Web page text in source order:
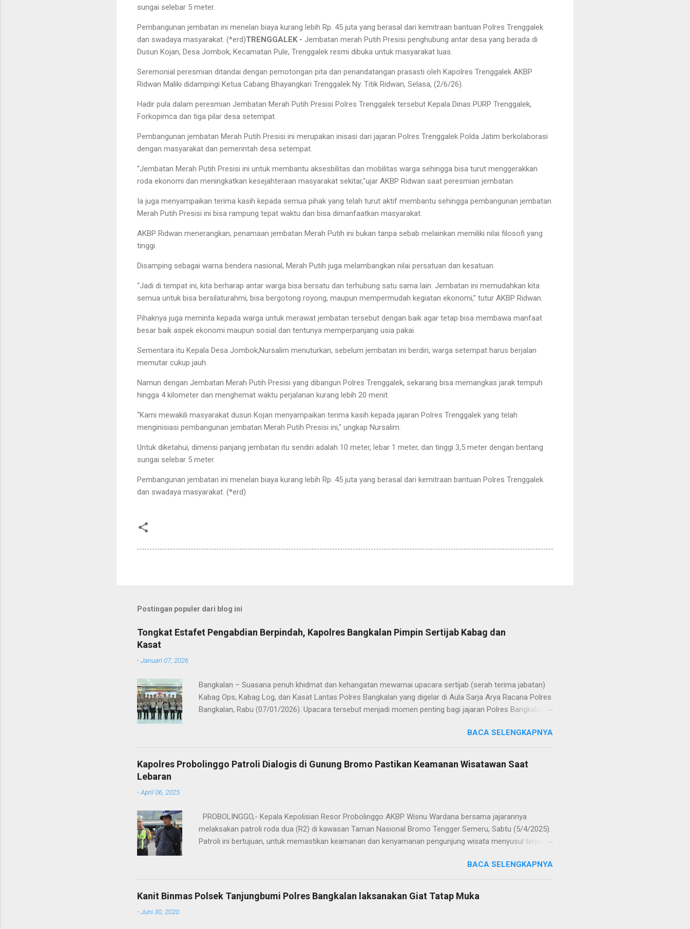
sungai selebar 5 meter.
Pembangunan jembatan ini menelan biaya kurang lebih Rp. 45 juta yang berasal dari kemitraan bantuan Polres Trenggalek
dan swadaya masyarakat. (*erd)TRENGGALEK - Jembatan merah Putih Presisi penghubung antar desa yang berada di
Dusun Kojan, Desa Jombok, Kecamatan Pule, Trenggalek resmi dibuka untuk masyarakat luas.
Seremonial peresmian ditandai dengan pemotongan pita dan penandatangan prasasti oleh Kapolres Trenggalek AKBP
Ridwan Maliki didampingi Ketua Cabang Bhayangkari Trenggalek Ny. Titik Ridwan, Selasa, (2/6/26).
Hadir pula dalam peresmian Jembatan Merah Putih Presisi Polres Trenggalek tersebut Kepala Dinas PURP Trenggalek,
Forkopimca dan tiga pilar desa setempat.
Pembangunan jembatan Merah Putih Presisi ini merupakan inisasi dari jajaran Polres Trenggalek Polda Jatim berkolaborasi
dengan masyarakat dan pemerintah desa setempat.
"Jembatan Merah Putih Presisi ini untuk membantu aksesbilitas dan mobilitas warga sehingga bisa turut menggerakkan
roda ekonomi dan meningkatkan kesejahteraan masyarakat sekitar,"ujar AKBP Ridwan saat peresmian jembatan.
Ia juga menyampaikan terima kasih kepada semua pihak yang telah turut aktif membantu sehingga pembangunan jembatan
Merah Putih Presisi ini bisa rampung tepat waktu dan bisa dimanfaatkan masyarakat.
AKBP Ridwan menerangkan, penamaan jembatan Merah Putih ini bukan tanpa sebab melainkan memiliki nilai filosofi yang
tinggi.
Disamping sebagai warna bendera nasional, Merah Putih juga melambangkan nilai persatuan dan kesatuan.
“Jadi di tempat ini, kita berharap antar warga bisa bersatu dan terhubung satu sama lain. Jembatan ini memudahkan kita
semua untuk bisa bersilaturahmi, bisa bergotong royong, maupun mempermudah kegiatan ekonomi,” tutur AKBP Ridwan.
Pihaknya juga meminta kepada warga untuk merawat jembatan tersebut dengan baik agar tetap bisa membawa manfaat
besar baik aspek ekonomi maupun sosial dan tentunya memperpanjang usia pakai.
Sementara itu Kepala Desa Jombok,Nursalim menuturkan, sebelum jembatan ini berdiri, warga setempat harus berjalan
memutar cukup jauh.
Namun dengan Jembatan Merah Putih Presisi yang dibangun Polres Trenggalek, sekarang bisa memangkas jarak tempuh
hingga 4 kilometer dan menghemat waktu perjalanan kurang lebih 20 menit.
“Kami mewakili masyarakat dusun Kojan menyampaikan terima kasih kepada jajaran Polres Trenggalek yang telah
menginisiasi pembangunan jembatan Merah Putih Presisi ini," ungkap Nursalim.
Untuk diketahui, dimensi panjang jembatan itu sendiri adalah 10 meter, lebar 1 meter, dan tinggi 3,5 meter dengan bentang
sungai selebar 5 meter.
Pembangunan jembatan ini menelan biaya kurang lebih Rp. 45 juta yang berasal dari kemitraan bantuan Polres Trenggalek
dan swadaya masyarakat. (*erd)
Postingan populer dari blog ini
Tongkat Estafet Pengabdian Berpindah, Kapolres Bangkalan Pimpin Sertijab Kabag dan
Kasat
-Januari 07, 2026
Bangkalan – Suasana penuh khidmat dan kehangatan mewarnai upacara sertijab (serah terima jabatan)
Kabag Ops, Kabag Log, dan Kasat Lantas Polres Bangkalan yang digelar di Aula Sarja Arya Racana Polres
Bangkalan, Rabu (07/01/2026). Upacara tersebut menjadi momen penting bagi jajaran Polres Bangkalan,
kesinambungan pengabdian kepada masyarakat. Dalam sertijab tersebut, KOMPOL Hery Kusnanto, S.H.,
M.H. resmi menyerahkan jabatan Kabag Log Polres Bangkalan untuk mengemban amanah baru sebagai
Wakapolres Sampang. Jabatan Kabag Log Polres Bangkalan selanjutnya dijabat oleh KOMPOL Moch.
Rifai, S.H., M.H. , yang sebelumnya mengemban tugas sebagai Kabag Ops Polres Bangkalan. Sementara
BACA SELENGKAPNYA
Kapolres Probolinggo Patroli Dialogis di Gunung Bromo Pastikan Keamanan Wisatawan Saat
Lebaran
-April 06, 2025
PROBOLINGGO,- Kepala Kepolisian Resor Probolinggo AKBP Wisnu Wardana bersama jajarannya
melaksakan patroli roda dua (R2) di kawasan Taman Nasional Bromo Tengger Semeru, Sabtu (5/4/2025).
Patroli ini bertujuan, untuk memastikan keamanan dan kenyamanan pengunjung wisata menyusul terjadi
mengantisipasi hal-hal yang tidak kita inginkan, seiring dengan jumlah pengunjung yang semakin
meningkat selama libur Lebaran," kata AKBP Wisnu Wardana. Kapolres Probolinggo menegaskan, bahwa
pihaknya melakukan hal ini sebagai langkah antisipasi untuk memastikan situasi tetap kondusif. Ia juga
menekankan pentingnya keselamatan, terutama bagi pengunjung yang membawa anak-anak. "Kami ingin
BACA SELENGKAPNYA
Kanit Binmas Polsek Tanjungbumi Polres Bangkalan laksanakan Giat Tatap Muka
-Juni 30, 2020